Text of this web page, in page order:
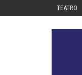
TEATRO